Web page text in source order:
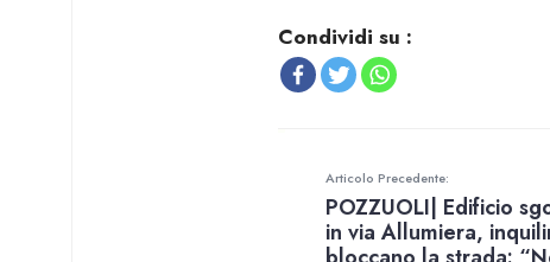
Condividi su :
Articolo Precedente:
POZZUOLI| Edificio
in via Allumiera,